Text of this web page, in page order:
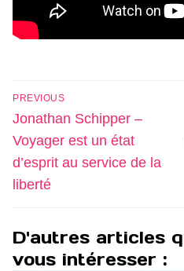
Navigation
de
l’article
PREVIOUS
Previous
post:
Jonathan Schipper –
Voyager est un état
d’esprit au service de la
liberté
D'autres articles
vous intéresser :